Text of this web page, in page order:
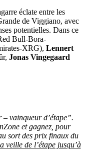
éclate entre les
de Viggiano, avec
potentielles. Dans ce
Bull-Bora-
XRG), Lennert
Jonas Vingegaard
vainqueur d’étape”.
et gagnez, pour
sort des prix finaux du
veille de l’étape jusqu’à